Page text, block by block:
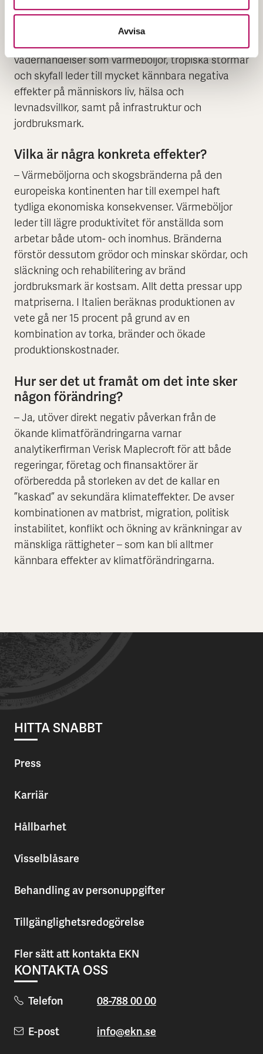
Avvisa
Vilken roll spelar klimatförändringarna i
– De spelar en stor och allt större roll. Extrema
väderhändelser som värmeböljor, tropiska stormar
och skyfall leder till mycket kännbara negativa
effekter på människors liv, hälsa och
levnadsvillkor, samt på infrastruktur och
jordbruksmark.
Vilka är några konkreta effekter?
– Värmeböljorna och skogsbränderna på den
europeiska kontinenten har till exempel haft
tydliga ekonomiska konsekvenser. Värmeböljor
leder till lägre produktivitet för anställda som
arbetar både utom- och inomhus. Bränderna
förstör dessutom grödor och minskar skördar, och
släckning och rehabilitering av bränd
jordbruksmark är kostsam. Allt detta pressar upp
matpriserna. I Italien beräknas produktionen av
vete gå ner 15 procent på grund av en
kombination av torka, bränder och ökade
produktionskostnader.
Hur ser det ut framåt om det inte sker
någon förändring?
– Ja, utöver direkt negativ påverkan från de
ökande klimatförändringarna varnar
analytikerfirman Verisk Maplecroft för att både
regeringar, företag och finansaktörer är
oförberedda på storleken av det de kallar en
”kaskad” av sekundära klimateffekter. De avser
kombinationen av matbrist, migration, politisk
instabilitet, konflikt och ökning av kränkningar av
mänskliga rättigheter – som kan bli alltmer
kännbara effekter av klimatförändringarna.
HITTA SNABBT
Press
Karriär
Hållbarhet
Visselblåsare
Behandling av personuppgifter
Tillgänglighetsredogörelse
Fler sätt att kontakta EKN
KONTAKTA OSS
Telefon 08-788 00 00
E-post info@ekn.se